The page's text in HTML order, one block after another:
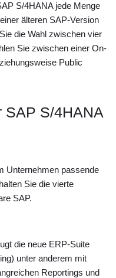
S/4HANA jede Menge
älteren SAP-Version
die Wahl zwischen vier
Sie zwischen einer On-
Public
SAP S/4HANA
Unternehmen passende
Sie die vierte
SAP.
die neue ERP-Suite
unter anderem mit
Reportings und